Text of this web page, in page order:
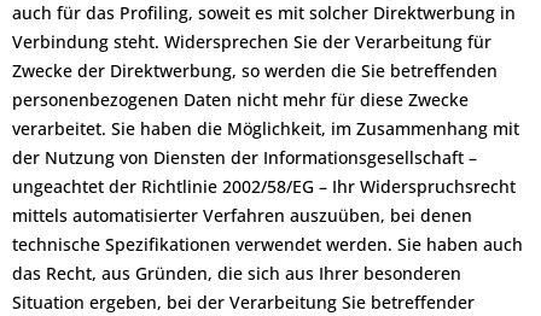
auch für das Profiling, soweit es mit solcher Direktwerbung in
Verbindung steht. Widersprechen Sie der Verarbeitung für
Zwecke der Direktwerbung, so werden die Sie betreffenden
personenbezogenen Daten nicht mehr für diese Zwecke
verarbeitet. Sie haben die Möglichkeit, im Zusammenhang mit
der Nutzung von Diensten der Informationsgesellschaft –
ungeachtet der Richtlinie 2002/58/EG – Ihr Widerspruchsrecht
mittels automatisierter Verfahren auszuüben, bei denen
technische Spezifikationen verwendet werden. Sie haben auch
das Recht, aus Gründen, die sich aus Ihrer besonderen
Situation ergeben, bei der Verarbeitung Sie betreffender